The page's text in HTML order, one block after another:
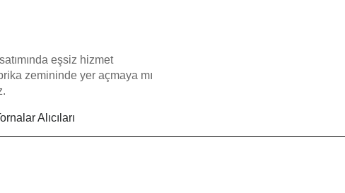
eşsiz hizmet
zemininde yer açmaya mı
Alıcıları